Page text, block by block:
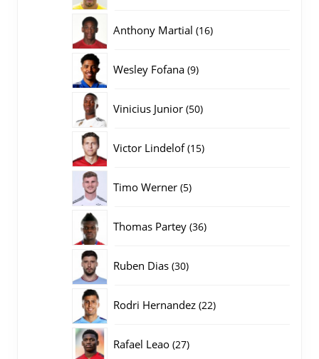
Anthony Martial 1616
Wesley Fofana 99
Vinicius Junior 5050
Victor Lindelof 1515
Timo Werner 55
Thomas Partey 3636
Ruben Dias 3030
Rodri Hernandez 2222
Rafael Leao 2727